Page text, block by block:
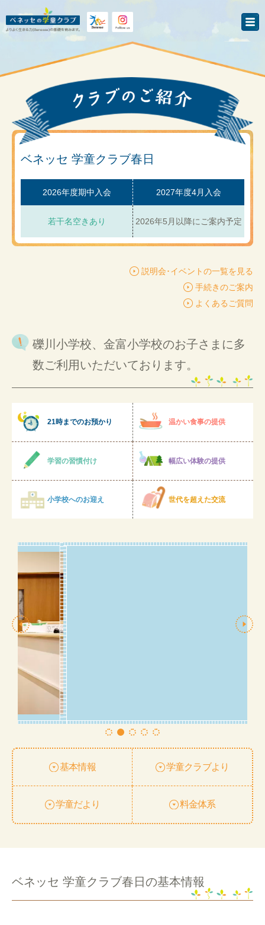
ベネッセ 学童クラブ春日
2026年度期中入会
若干名空きあり
2027年度4月入会
2026年5月以降にご案内予定
説明会･イベントの一覧を見る
手続きのご案内
よくあるご質問
礫川小学校、金富小学校のお子さまに多
数ご利用いただいております。
21時までのお預かり 温かい食事の提供
学習の習慣付け 幅広い体験の提供
小学校へのお迎え 世代を超えた交流
基本情報 学童クラブより
学童だより 料金体系
ベネッセ 学童クラブ春日の基本情報